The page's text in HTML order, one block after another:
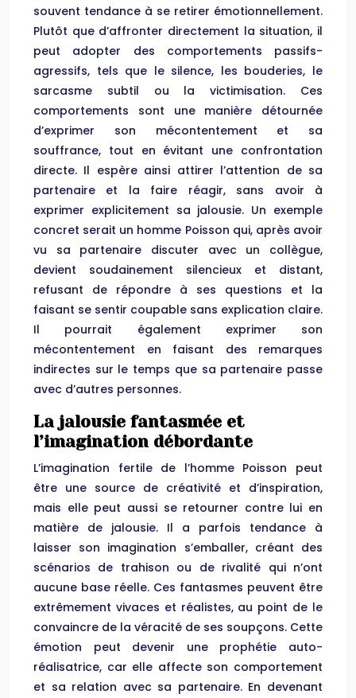
souvent tendance à se retirer émotionnellement.
Plutôt que d’affronter directement la situation, il
peut adopter des comportements passifs-
agressifs, tels que le silence, les bouderies, le
sarcasme subtil ou la victimisation. Ces
comportements sont une manière détournée
d’exprimer son mécontentement et sa
souffrance, tout en évitant une confrontation
directe. Il espère ainsi attirer l’attention de sa
partenaire et la faire réagir, sans avoir à
exprimer explicitement sa jalousie. Un exemple
concret serait un homme Poisson qui, après avoir
vu sa partenaire discuter avec un collègue,
devient soudainement silencieux et distant,
refusant de répondre à ses questions et la
faisant se sentir coupable sans explication claire.
Il pourrait également exprimer son
mécontentement en faisant des remarques
indirectes sur le temps que sa partenaire passe
avec d’autres personnes.
La jalousie fantasmée et
l’imagination débordante
L’imagination fertile de l’homme Poisson peut
être une source de créativité et d’inspiration,
mais elle peut aussi se retourner contre lui en
matière de jalousie. Il a parfois tendance à
laisser son imagination s’emballer, créant des
scénarios de trahison ou de rivalité qui n’ont
aucune base réelle. Ces fantasmes peuvent être
extrêmement vivaces et réalistes, au point de le
convaincre de la véracité de ses soupçons. Cette
émotion peut devenir une prophétie auto-
réalisatrice, car elle affecte son comportement
et sa relation avec sa partenaire. En devenant